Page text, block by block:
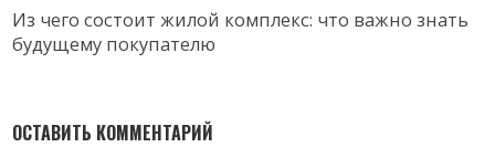
Из чего состоит жилой комплекс: что важно знать
будущему покупателю
ОСТАВИТЬ КОММЕНТАРИЙ